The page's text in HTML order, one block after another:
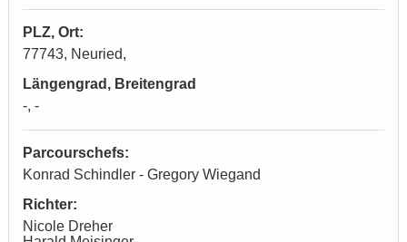
PLZ, Ort:
77743, Neuried,
Längengrad, Breitengrad
-, -
Parcourschefs:
Konrad Schindler - Gregory Wiegand
Richter:
Nicole Dreher